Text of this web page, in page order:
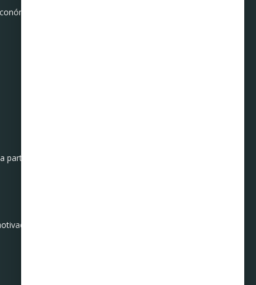
parte de tu aguinaldo o
por culpa o